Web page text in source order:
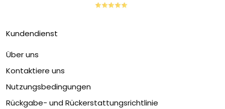
Kundendienst
Über uns
Kontaktiere uns
Nutzungsbedingungen
Rückgabe- und Rückerstattungsrichtlinie